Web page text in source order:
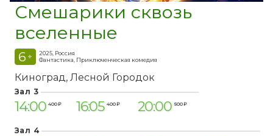
Смешарики сквозь
вселенные
6 +
2025, Россия
Фантастика, Приключенческая комедия
Киноград Лесной Городок
Зал 3
14:00 400 ₽ 16:05 400 ₽ 20:00 500 ₽
Зал 4